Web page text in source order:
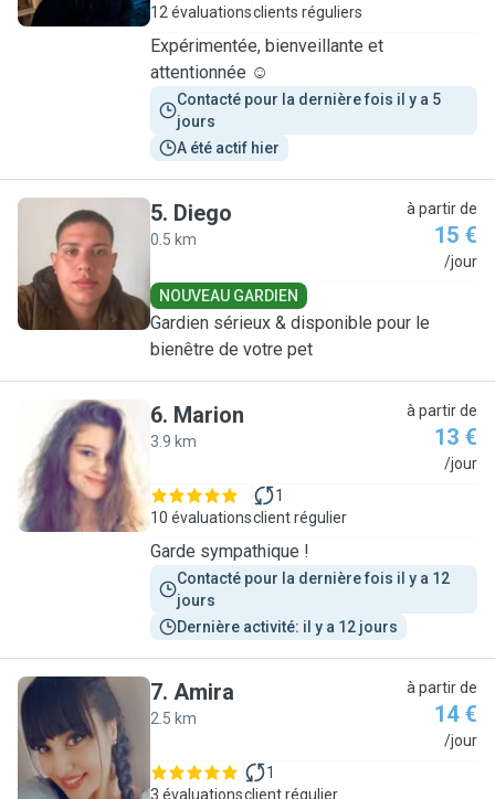
12 évaluationsclients réguliers
Expérimentée, bienveillante et
attentionnée ☺️
Contacté pour la dernière fois il y a 5
jours
A été actif hier
D
5. Diego
0.5 km
à partir de
15 €
/jour
NOUVEAU GARDIEN
Gardien sérieux & disponible pour le
bienêtre de votre pet
M
6. Marion
3.9 km
à partir de
13 €
/jour
10 évaluations
1
client régulier
Garde sympathique !
Contacté pour la dernière fois il y a 12
jours
Dernière activité: il y a 12 jours
A
7. Amira
2.5 km
à partir de
14 €
/jour
3 évaluations
1
client régulier